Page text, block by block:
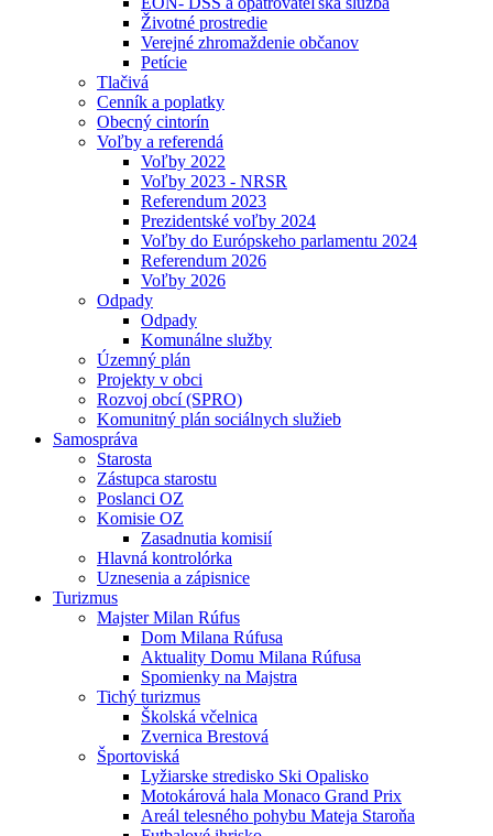
Životné prostredie
Verejné zhromaždenie občanov
Petície
Tlačivá
Cenník a poplatky
Obecný cintorín
Voľby a referendá
Voľby 2022
Voľby 2023 - NRSR
Referendum 2023
Prezidentské voľby 2024
Voľby do Európskeho parlamentu 2024
Referendum 2026
Voľby 2026
Odpady
Odpady
Komunálne služby
Územný plán
Projekty v obci
Rozvoj obcí (SPRO)
Komunitný plán sociálnych služieb
Samospráva
Starosta
Zástupca starostu
Poslanci OZ
Komisie OZ
Zasadnutia komisií
Hlavná kontrolórka
Uznesenia a zápisnice
Turizmus
Majster Milan Rúfus
Dom Milana Rúfusa
Aktuality Domu Milana Rúfusa
Spomienky na Majstra
Tichý turizmus
Školská včelnica
Zvernica Brestová
Športoviská
Lyžiarske stredisko Ski Opalisko
Motokárová hala Monaco Grand Prix
Areál telesného pohybu Mateja Staroňa